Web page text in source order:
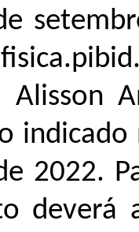
Alisson
2022.
deverá